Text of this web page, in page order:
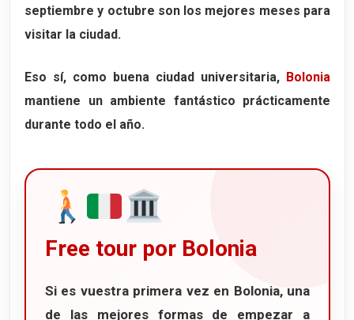
septiembre y octubre son los mejores meses para
visitar la ciudad.
Eso sí, como buena ciudad universitaria, Bolonia
mantiene un ambiente fantástico prácticamente
durante todo el año.
Free tour por Bolonia
Si es vuestra primera vez en Bolonia, una
de las mejores formas de empezar a